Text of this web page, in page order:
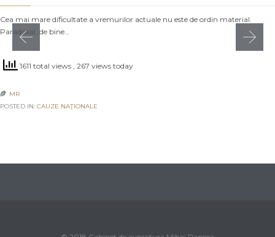
Cea mai mare dificultate a vremurilor actuale nu este de ordin material.
Paradoxal, de bine…
1611 total views , 267 views today
 MR
POSTED IN: CAUZE NAŢIONALE